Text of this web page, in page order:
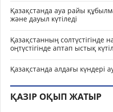
Қазақстанда ауа райы
және дауыл күтіледі
Қазақстанның солтүстігінде
оңтүстігінде аптап ыстық
Қазақстанда алдағы күндері
ҚАЗІР ОҚЫП ЖАТЫР